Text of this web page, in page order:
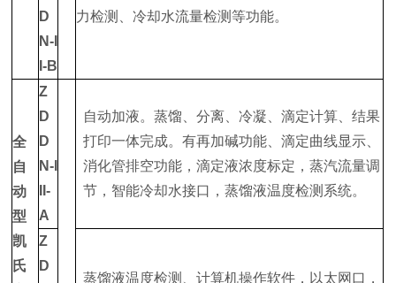
D
N-I
I-B
力检测、冷却水流量检测等功能。
全
自
动
型
凯
氏
Z
D
D
N-I
II-
A
自动加液。蒸馏、分离、冷凝、滴定计算、结果
打印一体完成。有再加碱功能、滴定曲线显示、
消化管排空功能，滴定液浓度标定，蒸汽流量调
节，智能冷却水接口，蒸馏液温度检测系统。
Z
D
蒸馏液温度检测、计算机操作软件，以太网口，